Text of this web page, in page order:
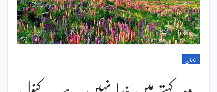
ایمان
وہ کہتے ہیں خدا نہیں ہے ۔ کنول